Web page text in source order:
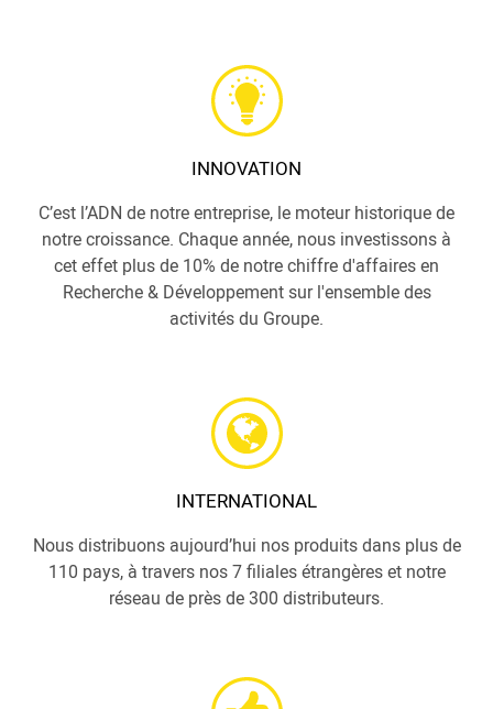
INNOVATION
C’est l’ADN de notre entreprise, le moteur historique de
notre croissance. Chaque année, nous investissons à
cet effet plus de 10% de notre chiffre d'affaires en
Recherche & Développement sur l'ensemble des
activités du Groupe.
INTERNATIONAL
Nous distribuons aujourd’hui nos produits dans plus de
110 pays, à travers nos 7 filiales étrangères et notre
réseau de près de 300 distributeurs.